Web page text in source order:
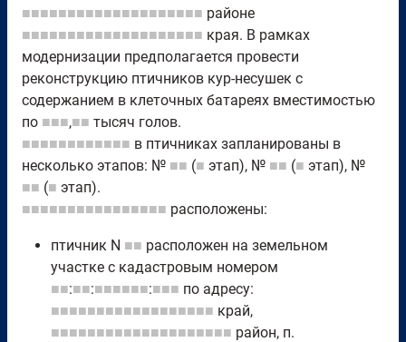
■■■■■■■■■■■■■■■■■■■■ районе
■■■■■■■■■■■■■■■■■■■■ края. В рамках
модернизации предполагается провести
реконструкцию птичников кур-несушек с
содержанием в клеточных батареях вместимостью
по ■■■,■■ тысяч голов.
■■■■■■■■■■■■ в птичниках запланированы в
несколько этапов: № ■■ (■ этап), № ■■ (■ этап), №
■■ (■ этап).
■■■■■■■■■■■■■■■■ расположены:
птичник N ■■ расположен на земельном
участке с кадастровым номером
■■:■■:■■■■■■:■■■ по адресу:
■■■■■■■■■■■■■■■■■■ край,
■■■■■■■■■■■■■■■■■■■■ район, п.